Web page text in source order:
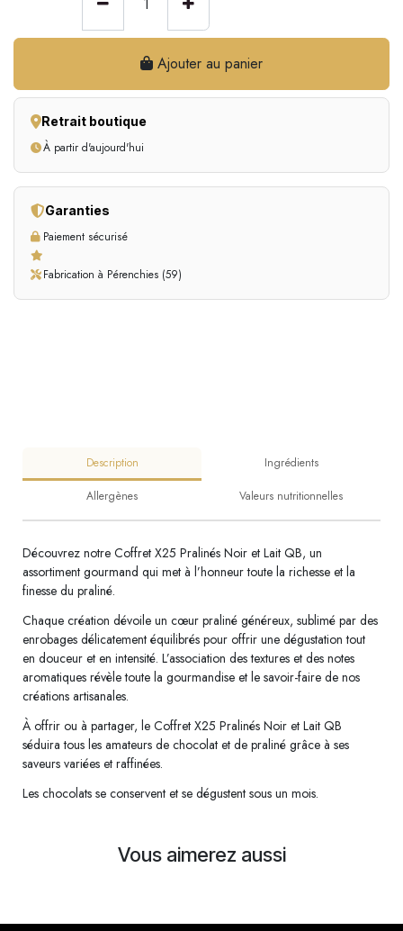
Ajouter au panier
Retrait boutique
À partir d'aujourd'hui
Garanties
Paiement sécurisé
Fabrication à Pérenchies (59)
Description Ingrédients
Allergènes Valeurs nutritionnelles
Découvrez notre Coffret X25 Pralinés Noir et Lait QB, un
assortiment gourmand qui met à l’honneur toute la richesse et la
finesse du praliné.
Chaque création dévoile un cœur praliné généreux, sublimé par des
enrobages délicatement équilibrés pour offrir une dégustation tout
en douceur et en intensité. L’association des textures et des notes
aromatiques révèle toute la gourmandise et le savoir-faire de nos
créations artisanales.
À offrir ou à partager, le Coffret X25 Pralinés Noir et Lait QB
séduira tous les amateurs de chocolat et de praliné grâce à ses
saveurs variées et raffinées.
Les chocolats se conservent et se dégustent sous un mois.
Vous aimerez aussi